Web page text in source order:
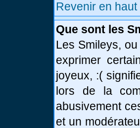
Revenir en haut
Que sont les
Les Smileys,
exprimer
joyeux, :(
lors de la
abusivement
et un